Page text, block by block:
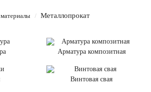
Металлопрокат
Арматура композитная
Винтовая свая